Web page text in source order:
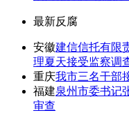
最新反腐
安徽建信信托有限
理夏天接受监察调
重庆我市三名干部
福建泉州市委书记
审查